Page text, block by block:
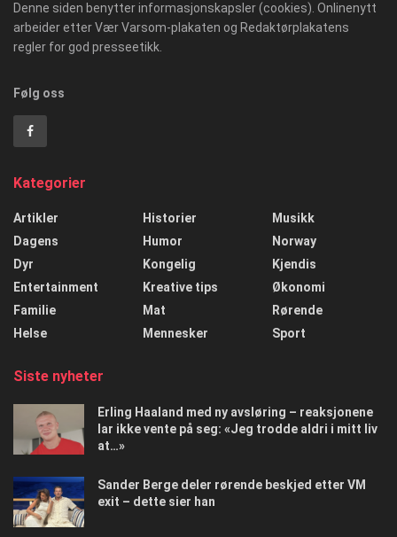
Denne siden benytter informasjonskapsler (cookies). Onlinenytt
arbeider etter Vær Varsom-plakaten og Redaktørplakatens
regler for god presseetikk.
Følg oss
Kategorier
Artikler
Dagens
Dyr
Entertainment
Familie
Helse
Historier
Humor
Kongelig
Kreative tips
Mat
Mennesker
Musikk
Norway
Kjendis
Økonomi
Rørende
Sport
Siste nyheter
Erling Haaland med ny avsløring – reaksjonene
lar ikke vente på seg: «Jeg trodde aldri i mitt liv
at…»
Sander Berge deler rørende beskjed etter VM
exit – dette sier han